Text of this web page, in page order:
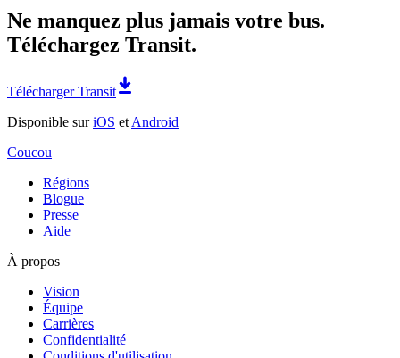
Ne manquez plus jamais votre bus.
Téléchargez Transit.
Télécharger Transit
Disponible suriOS et Android
Coucou
Régions
Blogue
Presse
Aide
À propos
Vision
Équipe
Carrières
Confidentialité